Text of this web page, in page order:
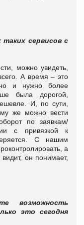
сервисов с
можно увидеть,
А время – это
и нужно более
была дорогой,
И, по сути,
же можно вести
по заявкам/
с привязкой к
С нашим
а
видит, он понимает,
возможность
это сегодня